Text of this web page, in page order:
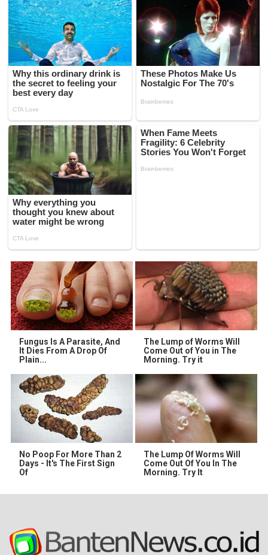
Fungus Is A Parasite, And
It Dies From A Drop Of
Plain...
The Lump of Worms Will
Come Out of You in The
Morning. Try it
No Poop For More Than 2
Days - It's The First Sign
Of
The Lump Of Worms Will
Come Out Of You In The
Morning. Try It